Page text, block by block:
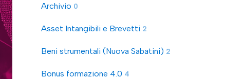
Archivio 0
Asset Intangibili e Brevetti 2
Beni strumentali (Nuova Sabatini) 2
Bonus formazione 4.0 4